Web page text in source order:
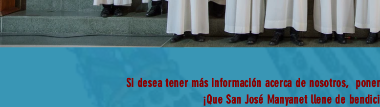
Si desea tener más información acerca de nosotros,
¡Que San José Manyanet llene de